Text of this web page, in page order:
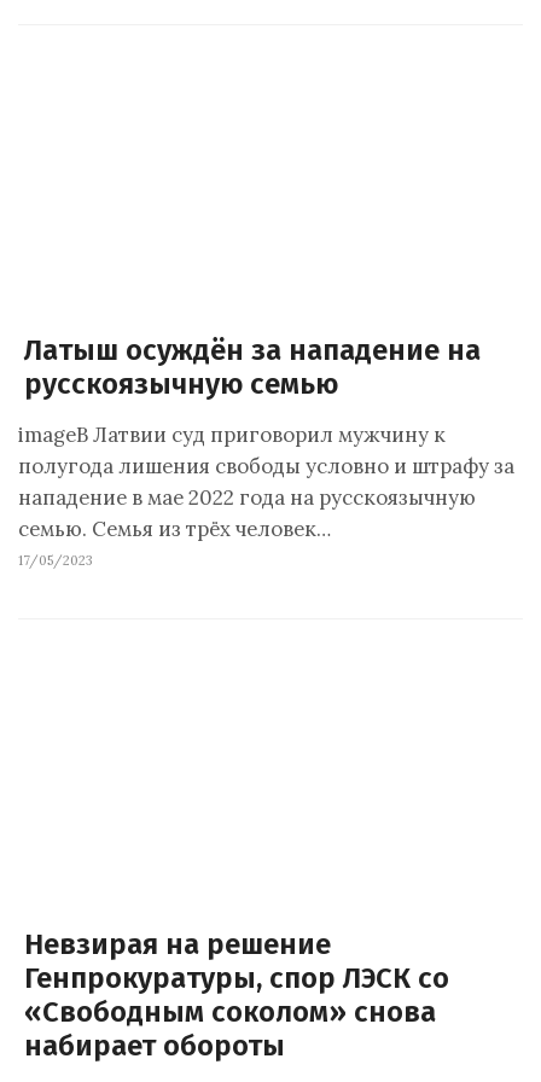
Латыш осуждён за нападение на
русскоязычную семью
imageВ Латвии суд приговорил мужчину к
полугода лишения свободы условно и штрафу за
нападение в мае 2022 года на русскоязычную
семью. Семья из трёх человек…
17/05/2023
Невзирая на решение
Генпрокуратуры, спор ЛЭСК со
«Свободным соколом» снова
набирает обороты